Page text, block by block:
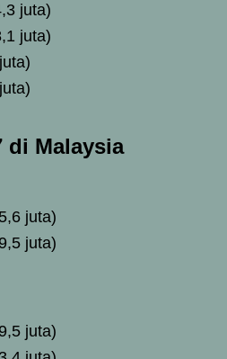
juta)
juta)
di Malaysia
juta)
juta)
juta)